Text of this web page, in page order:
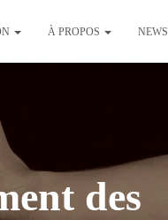
À PROPOS NEWS
des